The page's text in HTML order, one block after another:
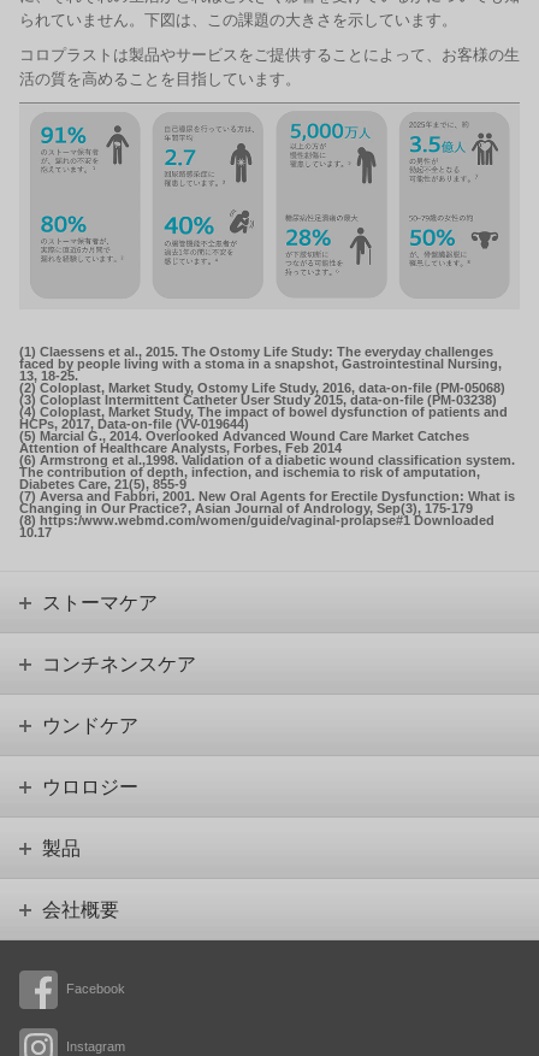
られていません。下図は、この課題の大きさを示しています。
コロプラストは製品やサービスをご提供することによって、お客様の生
活の質を高めることを目指しています。
(1) Claessens et al., 2015. The Ostomy Life Study: The everyday challenges
faced by people living with a stoma in a snapshot, Gastrointestinal Nursing,
13, 18-25.
(2) Coloplast, Market Study, Ostomy Life Study, 2016, data-on-file (PM-05068)
(3) Coloplast Intermittent Catheter User Study 2015, data-on-file (PM-03238)
(4) Coloplast, Market Study, The impact of bowel dysfunction of patients and
HCPs, 2017, Data-on-file (VV-019644)
(5) Marcial G., 2014. Overlooked Advanced Wound Care Market Catches
Attention of Healthcare Analysts, Forbes, Feb 2014
(6) Armstrong et al.,1998. Validation of a diabetic wound classification system.
The contribution of depth, infection, and ischemia to risk of amputation,
Diabetes Care, 21(5), 855-9
(7) Aversa and Fabbri, 2001. New Oral Agents for Erectile Dysfunction: What is
Changing in Our Practice?, Asian Journal of Andrology, Sep(3), 175-179
(8) https:/www.webmd.com/women/guide/vaginal-prolapse#1 Downloaded
10.17
Facebook
Instagram
ストーマケア
コンチネンスケア
ウンドケア
ウロロジー
製品
会社概要